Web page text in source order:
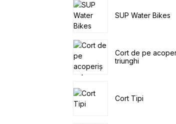
SUP Water Bikes
Cort de pe
triunghi
Cort Tipi